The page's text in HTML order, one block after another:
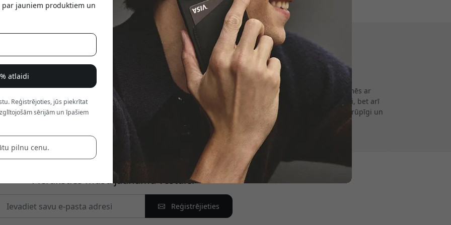
Par Mujjo
ar tehnoloģijām, lai radītu augstākās kvalitātes aksesuārus Apple ierīcēm. Dibināti 2011. gadā, mēs ar
pieredzi un vienlaikus saglabā pārlaicīgu estētiku. Mūsu ādas maciņi un uzmavas ir ne tikai stilīgi, bet arī
eleganci. Mēs par prioritāti izvirzām izturību un kvalitāti, nodrošinot, ka katrs produkts tiek izgatavots rūpīgi un
mums, lai kopā svinētu stila un funkcionalitātes apvienojumu jūsu iemīļotajām ierīcēm.
Pieraksties mūsu jaunumu vēstulei
Reģistrējieties
jauniem produktiem un
atlaidi
Reģistrējoties, jūs piekrītat
sērijām un īpašiem
pilnu cenu.
atlaidi.